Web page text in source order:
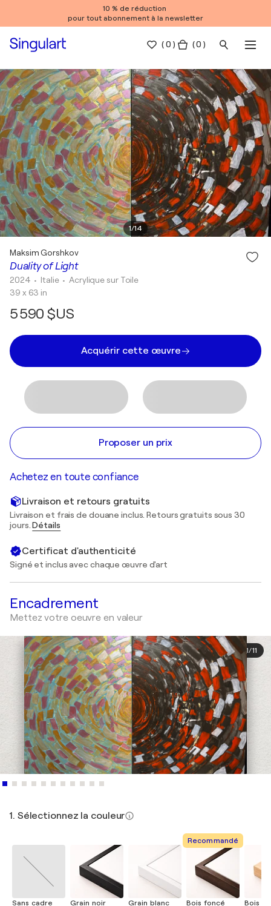
10 % de réduction
pour tout abonnement à la newsletter
(0 ) ( 0 )
1/14
Duality of Light
Maksim Gorshkov
2024 • Italie •Acrylique sur Toile
39 x 63 in
5 590 $US
Acquérir cette œuvre
Proposer un prix
Achetez en toute confiance
Livraison et retours gratuits
Livraison et frais de douane inclus. Retours gratuits sous 30
jours.Détails
Certificat d'authenticité
Signé et inclus avec chaque œuvre d'art
Encadrement
Mettez votre oeuvre en valeur
1/11
1. Sélectionnez la couleur
Sans cadre
Grain noir
Grain blanc
Recommandé
Bois foncé
Bois